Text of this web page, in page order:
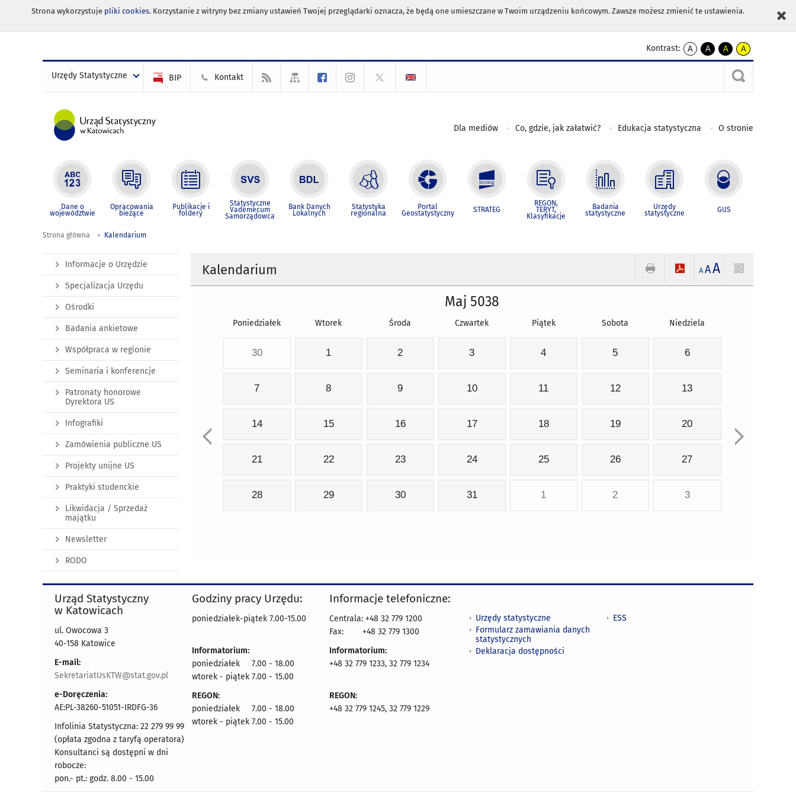
Strona wykorzystuje pliki cookies. Korzystanie z witryny bez zmiany ustawień Twojej przeglądarki oznacza, że będą one umieszczane w Twoim urządzeniu końcowym. Zawsze możesz zmienić te ustawienia.
Kontrast:
A
kontrast
A
kontrast
czarnym
A
kontrast
żółty
tekst
czarnym
A
kontrast
czarny
tekst
żółtym
Urzędy Statystyczne BIP Kontakt
Dla mediów Co, gdzie, jak załatwić? Edukacja statystyczna O stronie
Dane o
województwie
Opracowania
bieżące
Publikacje i
foldery
Statystyczne
Vademecum
Samorządowca
Bank Danych
Lokalnych
Statystyka
regionalna
Portal
Geostatystyczny STRATEG
REGON,
TERYT,
Klasyfikacje
Badania
statystyczne
Urzędy
statystyczne GUS
Strona główna Kalendarium
Kalendarium A AA
Maj 5038
Poniedziałek Wtorek Środa Czwartek Piątek Sobota Niedziela
30 1 2 3 4 5 6
7 8 9 10 11 12 13
14 15 16 17 18 19 20
21 22 23 24 25 26 27
28 29 30 31 1 2 3
Informacje o Urzędzie
Specjalizacja Urzędu
Ośrodki
Badania ankietowe
Współpraca w regionie
Seminaria i konferencje
Patronaty honorowe
Dyrektora US
Infografiki
Zamówienia publiczne US
Projekty unijne US
Praktyki studenckie
Likwidacja / Sprzedaż
majątku
Newsletter
RODO
Urząd Statystyczny
w Katowicach
ul. Owocowa 3
40-158 Katowice
E-mail:
SekretariatUsKTW@stat.gov.pl
e-Doręczenia:
AE:PL-38260-51051-IRDFG-36
Infolinia Statystyczna: 22 279 99 99
(opłata zgodna z taryfą operatora)
Konsultanci są dostępni w dni
robocze:
pon.- pt.: godz. 8.00 - 15.00
Godziny pracy Urzędu:
poniedziałek-piątek 7.00-15.00
Informatorium:
poniedziałek 7.00 - 18.00
wtorek - piątek 7.00 - 15.00
REGON:
poniedziałek 7.00 - 18.00
wtorek - piątek 7.00 - 15.00
Informacje telefoniczne:
Centrala: +48 32 779 1200
Fax:
+48 32 779 1300
Informatorium:
+48 32 779 1233, 32 779 1234
REGON:
+48 32 779 1245, 32 779 1229
Urzędy statystyczne
Formularz zamawiania danych
statystycznych
Deklaracja dostępności
ESS